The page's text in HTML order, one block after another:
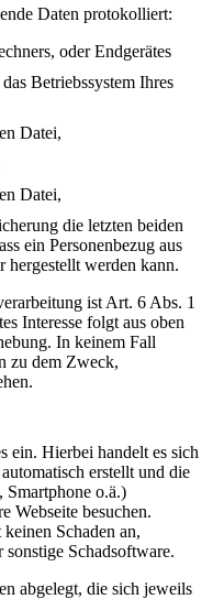
Daten protokolliert:
oder Endgerätes
Betriebssystem Ihres
Datei,
Datei,
die letzten beiden
ein Personenbezug aus
hergestellt werden kann.
ist Art. 6 Abs. 1
Interesse folgt aus oben
In keinem Fall
zu dem Zweck,
ein. Hierbei handelt es sich
erstellt und die
Smartphone o.ä.)
Webseite besuchen.
Schaden an,
Schadsoftware.
abgelegt, die sich jeweils